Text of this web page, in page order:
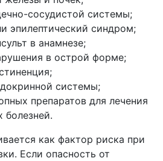
сосудистой системы;
эпилептический синдром;
в анамнезе;
в острой форме;
системы;
препаратов для лечения
болезней.
как фактор риска при
Если опасность от